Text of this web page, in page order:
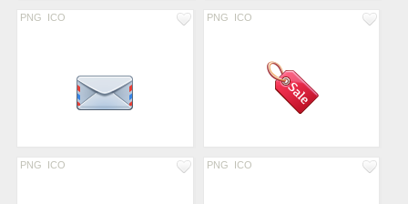
PNG ICO PNG ICO
PNG ICO PNG ICO